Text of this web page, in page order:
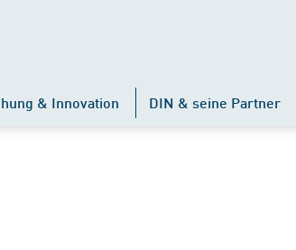
& Innovation DIN & seine Partner